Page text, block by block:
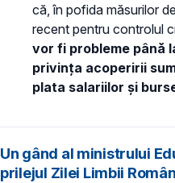
că, în pofida măsurilor
recent pentru controlul
vor fi probleme până
privința acoperirii
plata salariilor și
Un gând al ministrului
prilejul Zilei Limbii